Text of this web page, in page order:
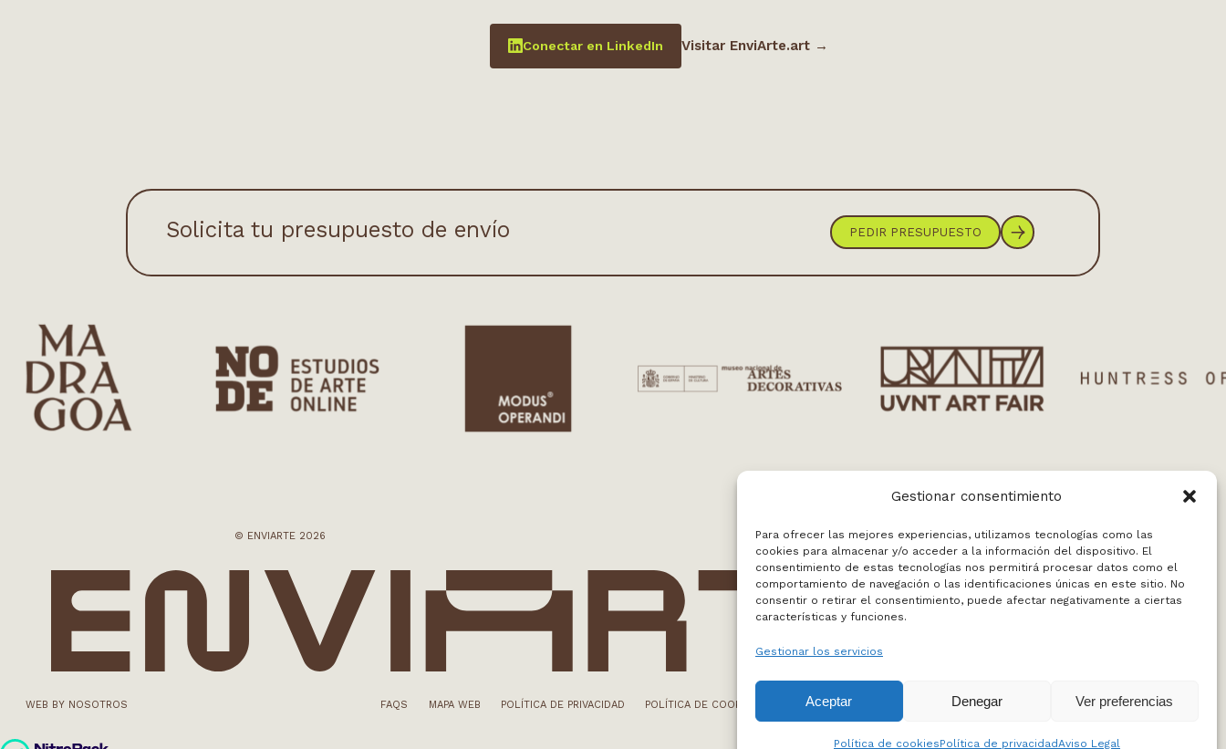
Gestionar consentimiento
Para ofrecer las mejores experiencias, utilizamos tecnologías como las
cookies para almacenar y/o acceder a la información del dispositivo. El
consentimiento de estas tecnologías nos permitirá procesar datos como el
comportamiento de navegación o las identificaciones únicas en este sitio. No
consentir o retirar el consentimiento, puede afectar negativamente a ciertas
características y funciones.
Gestionar los servicios
Aceptar Denegar Ver preferencias
Política de cookiesPolítica de privacidadAviso Legal
Conectar en LinkedIn Visitar EnviArte.art →
Solicita tu presupuesto de envío PEDIR PRESUPUESTO
© ENVIARTE 2026
WEB BY NOSOTROS FAQS MAPA WEB POLÍTICA DE PRIVACIDAD POLÍTICA DE COOKIES AVISO LEGAL